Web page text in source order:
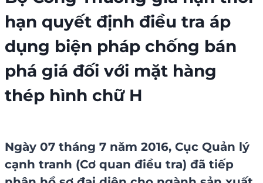
hạn quyết định điều tra áp
dụng biện pháp chống bán
phá giá đối với mặt hàng
thép hình chữ H
Ngày 07 tháng 7 năm 2016, Cục Quản lý
cạnh tranh (Cơ quan điều tra) đã tiếp